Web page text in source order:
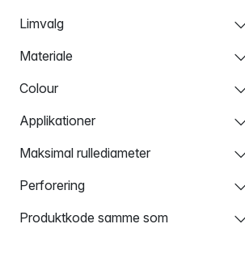
Limvalg
Materiale
Colour
Applikationer
Maksimal rullediameter
Perforering
Produktkode samme som